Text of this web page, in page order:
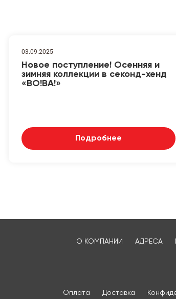
03.09.2025
Новое поступление! Осенняя и
зимняя коллекции в секонд-хенд
«ВО!ВА!»
Подробнее
О КОМПАНИИ АДРЕСА
Оплата Доставка